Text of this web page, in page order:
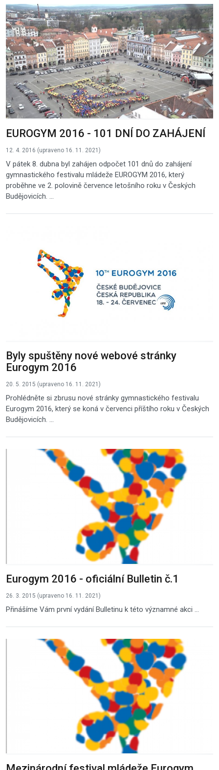
EUROGYM 2016 - 101 DNÍ DO ZAHÁJENÍ
12. 4. 2016 (upraveno 16. 11. 2021)
V pátek 8. dubna byl zahájen odpočet 101 dnů do zahájení
gymnastického festivalu mládeže EUROGYM 2016, který
proběhne ve 2. polovině července letošního roku v Českých
Budějovicích. ...
Byly spuštěny nové webové stránky
Eurogym 2016
20. 5. 2015 (upraveno 16. 11. 2021)
Prohlédněte si zbrusu nové stránky gymnastického festivalu
Eurogym 2016, který se koná v červenci příštího roku v Českých
Budějovicích. ...
Eurogym 2016 - oficiální Bulletin č.1
26. 3. 2015 (upraveno 16. 11. 2021)
Přinášíme Vám první vydání Bulletinu k této významné akci ...